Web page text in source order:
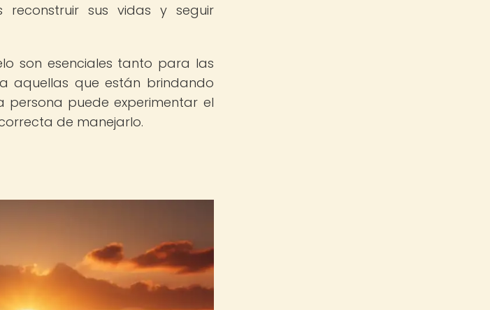
sus vidas y seguir
son esenciales tanto para las
aquellas que están brindando
puede experimentar el
de manejarlo.